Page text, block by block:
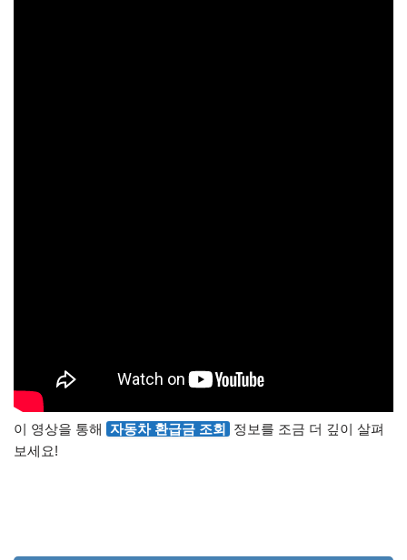
이 영상을 통해 자동차 환급금 조회
정보를 조금 더 깊이 살펴
보세요!